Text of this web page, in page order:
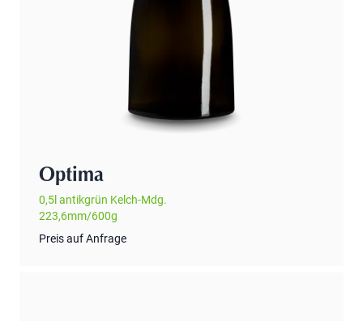
Optima
0,5l antikgrün Kelch-Mdg.
223,6mm/600g
Preis auf Anfrage